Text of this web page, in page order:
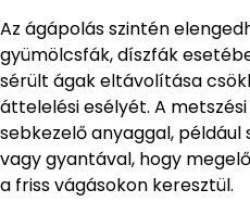
Az ágápolás szintén
gyümölcsfák, díszfák
sérült ágak eltávolítása
áttelelési esélyét. A
sebkezelő anyaggal,
vagy gyantával, hogy
a friss vágásokon keresztül.